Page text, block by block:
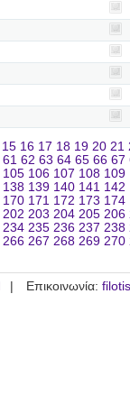
15 16 17 18 19 20 21
61 62 63 64 65 66 67
105 106 107 108 109
138 139 140 141 142
170 171 172 173 174
202 203 204 205 206
234 235 236 237 238
266 267 268 269 270
Επικοινωνία: